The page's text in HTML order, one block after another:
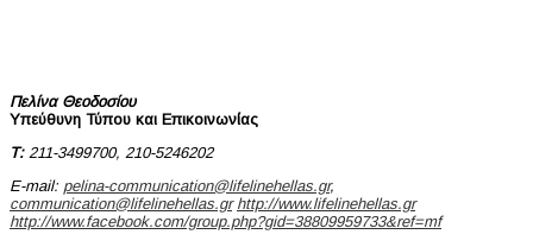
Πελίνα Θεοδοσίου
Υπεύθυνη Τύπου και Επικοινωνίας
Τ:211-3499700, 210-5246202
E-mail: pelina-communication@lifelinehellas.gr,
communication@lifelinehellas.gr http://www.lifelinehellas.gr
http://www.facebook.com/group.php?gid=38809959733&ref=mf